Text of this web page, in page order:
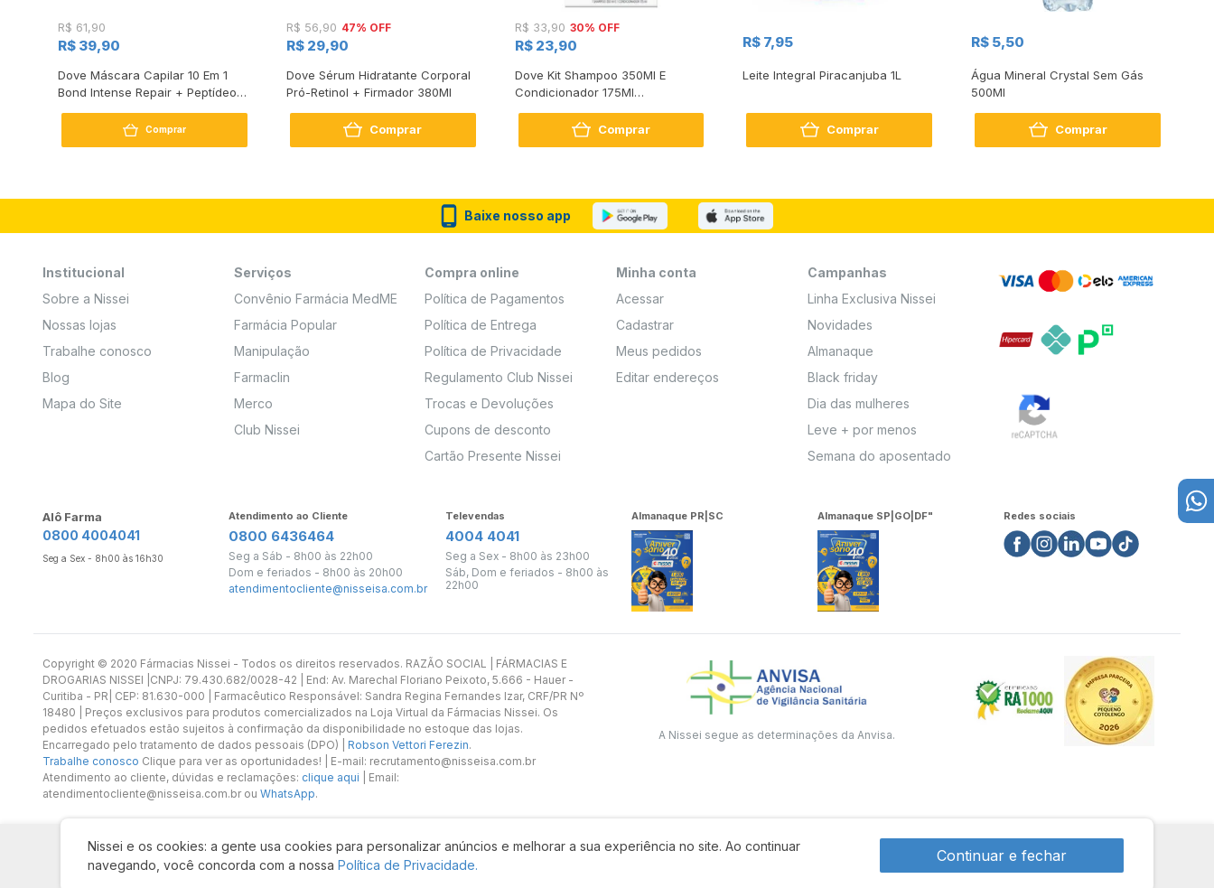
R$ 61,90
R$ 39,90
Dove Máscara Capilar 10 Em 1
Bond Intense Repair + Peptídeo
Comprar
R$ 56,90 47% OFF
R$ 29,90
Dove Sérum Hidratante Corporal
Pró-Retinol + Firmador 380Ml
Comprar
R$ 33,90 30% OFF
R$ 23,90
Dove Kit Shampoo 350Ml E
Condicionador 175Ml
Comprar
R$ 7,95
Leite Integral Piracanjuba 1L
Comprar
R$ 5,50
Água Mineral Crystal Sem Gás
500Ml
Comprar
Nissei e os cookies: a gente usa cookies para personalizar anúncios e melhorar a sua experiência no site. Ao continuar
navegando, você concorda com a nossaPolítica de Privacidade.
Continuar e fechar
Baixe nosso app
Institucional
Sobre a Nissei
Nossas lojas
Trabalhe conosco
Blog
Mapa do Site
Serviços
Convênio Farmácia MedME
Farmácia Popular
Manipulação
Farmaclin
Merco
Club Nissei
Compra online
Política de Pagamentos
Política de Entrega
Política de Privacidade
Regulamento Club Nissei
Trocas e Devoluções
Cupons de desconto
Cartão Presente Nissei
Minha conta
Acessar
Cadastrar
Meus pedidos
Editar endereços
Campanhas
Linha Exclusiva Nissei
Novidades
Almanaque
Black friday
Dia das mulheres
Leve + por menos
Semana do aposentado
Alô Farma
0800 4004041
Seg a Sex - 8h00 às 16h30
Atendimento ao Cliente
0800 6436464
Seg a Sáb - 8h00 às 22h00
Dom e feriados - 8h00 às 20h00
atendimentocliente@nisseisa.com.br
Televendas
4004 4041
Seg a Sex - 8h00 às 23h00
Sáb, Dom e feriados - 8h00 às
22h00
Almanaque PR|SC Almanaque SP|GO|DF" Redes sociais
Copyright ©️ 2020 Fármacias Nissei - Todos os direitos reservados. RAZÃO SOCIAL | FÁRMACIAS E
DROGARIAS NISSEI |CNPJ: 79.430.682/0028-42 | End: Av. Marechal Floriano Peixoto, 5.666 - Hauer -
Curitiba - PR| CEP: 81.630-000 | Farmacêutico Responsável: Sandra Regina Fernandes Izar, CRF/PR Nº
18480 | Preços exclusivos para produtos comercializados na Loja Virtual da Fármacias Nissei. Os
pedidos efetuados estão sujeitos à confirmação da disponibilidade no estoque das lojas.
Encarregado pelo tratamento de dados pessoais (DPO) | Robson Vettori Ferezin.
Trabalhe conosco Clique para ver as oportunidades! | E-mail: recrutamento@nisseisa.com.br
Atendimento ao cliente, dúvidas e reclamações: clique aqui | Email:
atendimentocliente@nisseisa.com.br ou WhatsApp.
A Nissei segue as determinações da Anvisa.
Desenvolvido por: